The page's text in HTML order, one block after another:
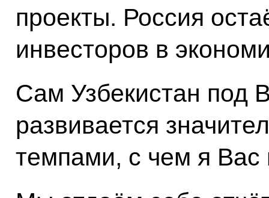
проекты. Россия
инвесторов в
Сам Узбекистан под
развивается
темпами, с чем я Вас